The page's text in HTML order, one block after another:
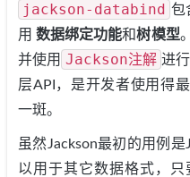
jackson-databind 包
用数据绑定功能和树模型
并使用 Jackson注解 进
层API，是开发者使用得
一斑。
虽然Jackson最初的用例
以用于其它数据格式，